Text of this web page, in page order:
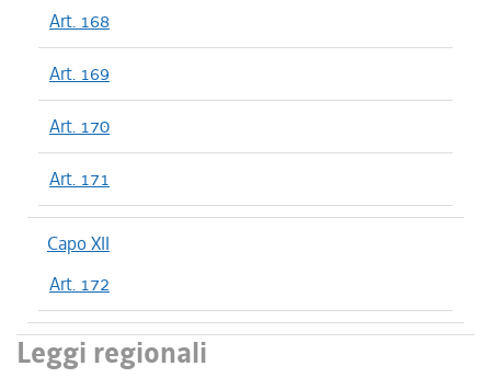
Art. 168
Art. 169
Art. 170
Art. 171
Capo XII
Art. 172
Leggi regionali